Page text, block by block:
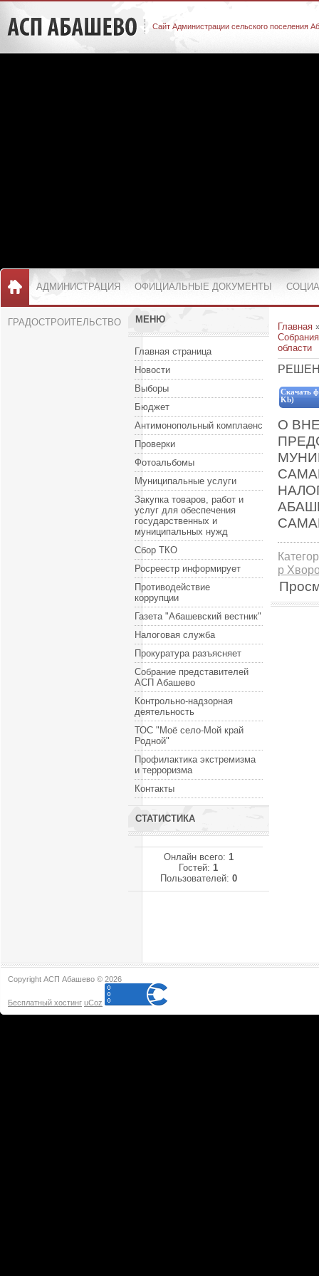
Сайт Администрации сельского поселения
АДМИНИСТРАЦИЯ ОФИЦИАЛЬНЫЕ ДОКУМЕНТЫ
ГРАДОСТРОИТЕЛЬСТВО МЕНЮ
Главная страница
Новости
Выборы
Бюджет
Антимонопольный комплаенс
Проверки
Фотоальбомы
Муниципальные услуги
Закупка товаров, работ и
услуг для обеспечения
государственных и
муниципальных нужд
Сбор ТКО
Росреестр информирует
Противодействие
коррупции
Газета "Абашевский вестник"
Налоговая служба
Прокуратура разъясняет
Собрание представителей
АСП Абашево
Контрольно-надзорная
деятельность
ТОС "Моё село-Мой край
Родной"
Профилактика экстремизма
и терроризма
Контакты
СТАТИСТИКА
Онлайн всего: 1
Гостей:1
Пользователей: 0
Главная
области
Скачать
Kb)
О
р
Copyright АСП Абашево © 2026
Бесплатный хостинг uCoz